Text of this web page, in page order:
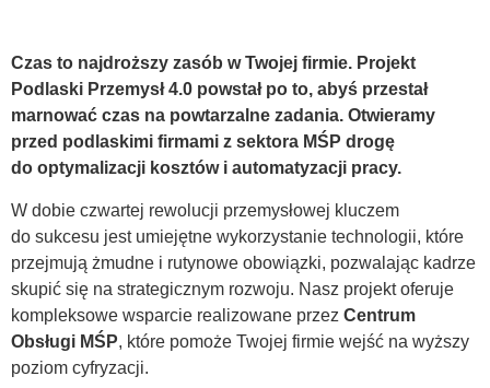
Czas to najdroższy zasób w Twojej firmie. Projekt
Podlaski Przemysł 4.0 powstał po to, abyś przestał
marnować czas na powtarzalne zadania. Otwieramy
przed podlaskimi firmami z sektora MŚP drogę
do optymalizacji kosztów i automatyzacji pracy.
W dobie czwartej rewolucji przemysłowej kluczem
do sukcesu jest umiejętne wykorzystanie technologii, które
przejmują żmudne i rutynowe obowiązki, pozwalając kadrze
skupić się na strategicznym rozwoju. Nasz projekt oferuje
kompleksowe wsparcie realizowane przez Centrum
Obsługi MŚP, które pomoże Twojej firmie wejść na wyższy
poziom cyfryzacji.